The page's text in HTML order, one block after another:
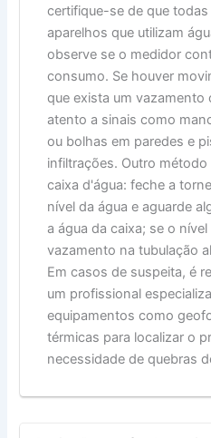
certifique-se de que
aparelhos que utilizam
observe se o medidor
consumo. Se houver
que exista um vazamento
atento a sinais como
ou bolhas em paredes e
infiltrações. Outro método
caixa d'água: feche a
nível da água e aguarde
a água da caixa; se o
vazamento na tubulação
Em casos de suspeita, é
um profissional
equipamentos como
térmicas para localizar o
necessidade de quebras